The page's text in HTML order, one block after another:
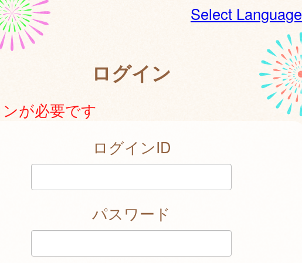
Select Language
ログイン
が必要です
ログインID
パスワード